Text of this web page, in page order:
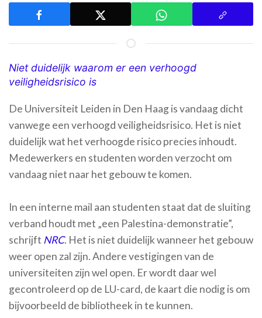
Niet duidelijk waarom er een verhoogd
veiligheidsrisico is
De Universiteit Leiden in Den Haag is vandaag dicht
vanwege een verhoogd veiligheidsrisico. Het is niet
duidelijk wat het verhoogde risico precies inhoudt.
Medewerkers en studenten worden verzocht om
vandaag niet naar het gebouw te komen.
In een interne mail aan studenten staat dat de sluiting
verband houdt met „een Palestina-demonstratie”,
schrijft NRC. Het is niet duidelijk wanneer het gebouw
weer open zal zijn. Andere vestigingen van de
universiteiten zijn wel open. Er wordt daar wel
gecontroleerd op de LU-card, de kaart die nodig is om
bijvoorbeeld de bibliotheek in te kunnen.